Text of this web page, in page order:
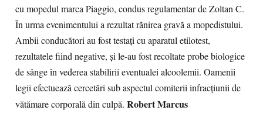
cu mopedul marca Piaggio, condus regulamentar de Zoltan C.
În urma evenimentului a rezultat rănirea gravă a mopedistului.
Ambii conducători au fost testaţi cu aparatul etilotest,
rezultatele fiind negative, şi le-au fost recoltate probe biologice
de sânge în vederea stabilirii eventualei alcoolemii. Oamenii
legii efectuează cercetări sub aspectul comiterii infracţiunii de
vătămare corporală din culpă. Robert Marcus